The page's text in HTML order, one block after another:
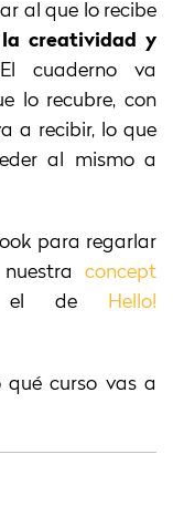
al que lo recibe
creatividad y
cuaderno va
lo recubre, con
a recibir, lo que
al mismo a
para regarlar
nuestraconcept
de
Hello!
curso vas a